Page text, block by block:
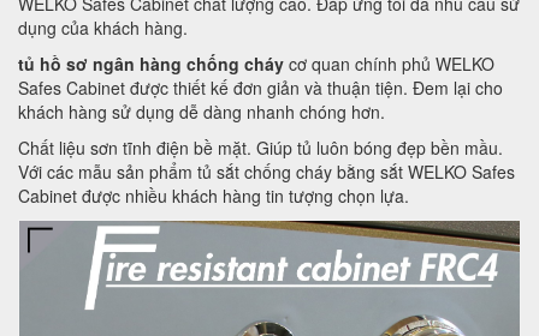
dụng của khách hàng.
tủ hồ sơ ngân hàng chống cháy cơ quan chính phủ WELKO
Safes Cabinet được thiết kế đơn giản và thuận tiện. Đem lại cho
khách hàng sử dụng dễ dàng nhanh chóng hơn.
Chất liệu sơn tĩnh điện bề mặt. Giúp tủ luôn bóng đẹp bền mầu.
Với các mẫu sản phẩm tủ sắt chống cháy bằng sắt WELKO Safes
Cabinet được nhiều khách hàng tin tượng chọn lựa.